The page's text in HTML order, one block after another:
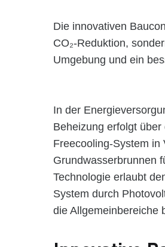
Die innovativen
CO₂-Reduktion,
Umgebung und ein
In der
Beheizung erfolgt
Freecooling-System in
Grundwasserbrunnen
Technologie erlaubt
System durch
die Allgemeinbereiche